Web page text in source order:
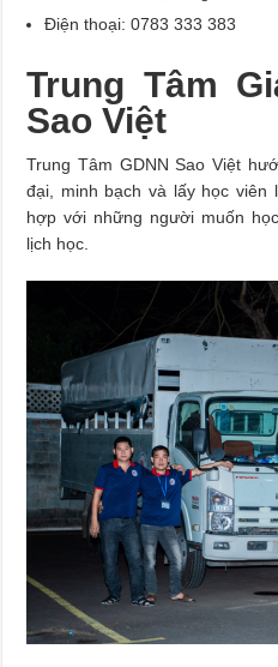
Điện thoại: 0783 333 383
Trung Tâm
Sao Việt
Trung Tâm GDNN Sao Việt
đại, minh bạch và lấy học viên
hợp với những người muốn
lịch học.